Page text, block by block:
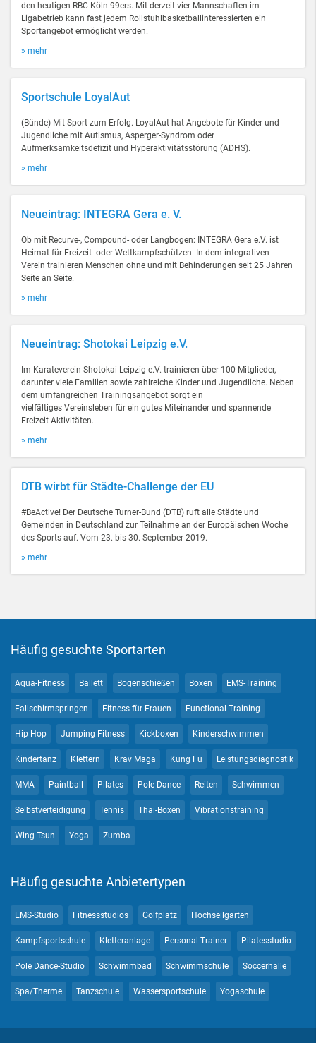
den heutigen RBC Köln 99ers. Mit derzeit vier Mannschaften im
Ligabetrieb kann fast jedem Rollstuhlbasketballinteressierten ein
Sportangebot ermöglicht werden.
» mehr
Sportschule LoyalAut
(Bünde) Mit Sport zum Erfolg. LoyalAut hat Angebote für Kinder und
Jugendliche mit Autismus, Asperger-Syndrom oder
Aufmerksamkeitsdefizit und Hyperaktivitätsstörung (ADHS).
» mehr
Neueintrag: INTEGRA Gera e. V.
Ob mit Recurve-, Compound- oder Langbogen: INTEGRA Gera e.V. ist
Heimat für Freizeit- oder Wettkampfschützen. In dem integrativen
Verein trainieren Menschen ohne und mit Behinderungen seit 25 Jahren
Seite an Seite.
» mehr
Neueintrag: Shotokai Leipzig e.V.
Im Karateverein Shotokai Leipzig e.V. trainieren über 100 Mitglieder,
darunter viele Familien sowie zahlreiche Kinder und Jugendliche. Neben
dem umfangreichen Trainingsangebot sorgt ein
vielfältiges Vereinsleben für ein gutes Miteinander und spannende
Freizeit-Aktivitäten.
» mehr
DTB wirbt für Städte-Challenge der EU
#BeActive! Der Deutsche Turner-Bund (DTB) ruft alle Städte und
Gemeinden in Deutschland zur Teilnahme an der Europäischen Woche
des Sports auf. Vom 23. bis 30. September 2019.
» mehr
Häufig gesuchte Sportarten
Aqua-Fitness Ballett Bogenschießen Boxen EMS-Training
Fallschirmspringen Fitness für Frauen Functional Training
Hip Hop Jumping Fitness Kickboxen Kinderschwimmen
Kindertanz Klettern Krav Maga Kung Fu Leistungsdiagnostik
MMA Paintball Pilates Pole Dance Reiten Schwimmen
Selbstverteidigung Tennis Thai-Boxen Vibrationstraining
Wing Tsun Yoga Zumba
Häufig gesuchte Anbietertypen
EMS-Studio Fitnessstudios Golfplatz Hochseilgarten
Kampfsportschule Kletteranlage Personal Trainer Pilatesstudio
Pole Dance-Studio Schwimmbad Schwimmschule Soccerhalle
Spa/Therme Tanzschule Wassersportschule Yogaschule